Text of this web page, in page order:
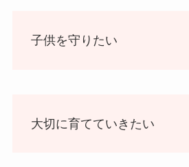
子供を守りたい
大切に育てていきたい